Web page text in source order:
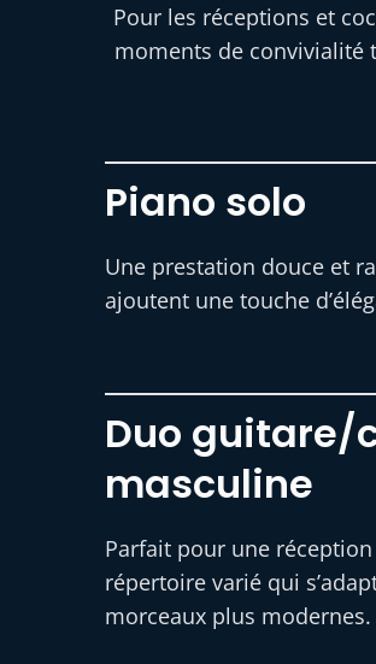
Pour les réceptions et
moments de convivialité
Piano solo
Une prestation douce et
ajoutent une touche
Duo guitare/
masculine
Parfait pour une
répertoire varié qui
morceaux plus modernes.